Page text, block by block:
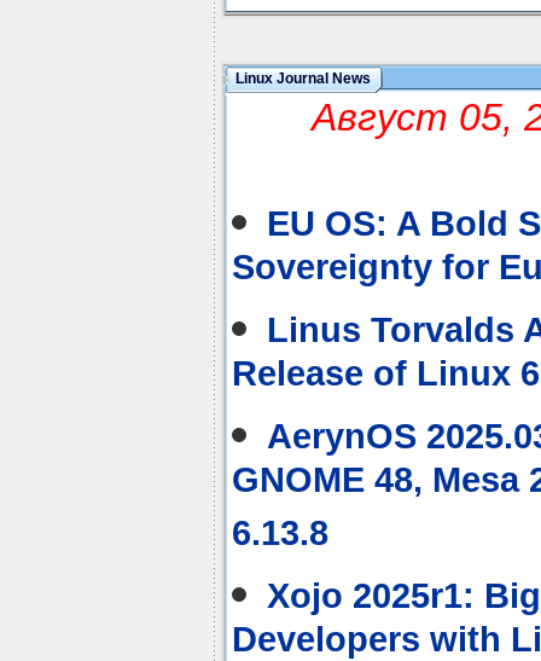
Linux Journal News
Август 05,
EU OS: A Bold
Sovereignty for
Linus Torvalds
Release of Linux
AerynOS
GNOME 48,
6.13.8
Xojo 2025r1:
Developers with